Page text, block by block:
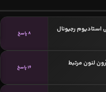
استادیوم رجیونال
8 پاسخ
لنون مرتبط
16 پاسخ